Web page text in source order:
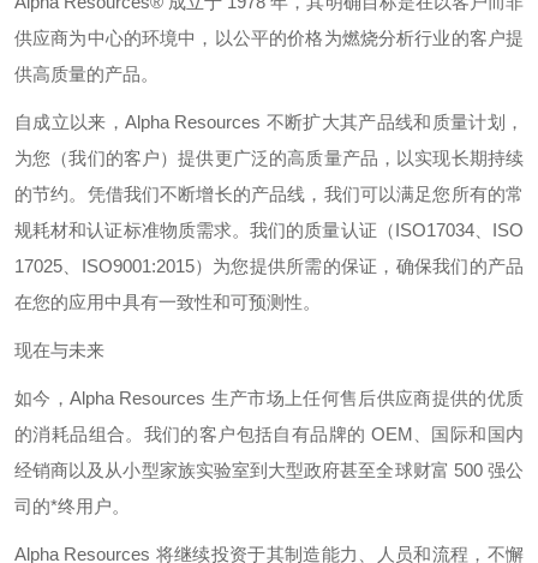
供应商为中心的环境中，以公平的价格为燃烧分析行业的客户提
供高质量的产品。
自成立以来， Alpha Resources 不断扩大其产品线和质量计划，
为您（我们的客户）提供更广泛的高质量产品，以实现长期持续
的节约。凭借我们不断增长的产品线，我们可以满足您所有的常
规耗材和认证标准物质需求。我们的质量认证（ISO17034、 ISO
17025
ISO9001:2015）为您提供所需的保证，确保我们的产品
在您的应用中具有一致性和可预测性。
现在与未来
如今， Alpha Resources 生产市场上任何售后供应商提供的优质
的消耗品组合。我们的客户包括自有品牌的 OEM 、国际和国内
经销商以及从小型家族实验室到大型政府甚至全球财富 500 强公
司的*终用户。
Alpha Resources 将继续投资于其制造能力、人员和流程，不懈